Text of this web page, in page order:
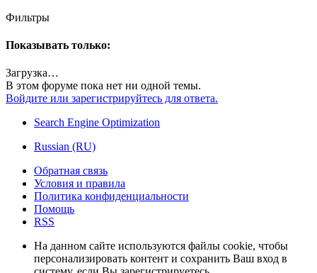
Фильтры
Показывать только:
Загрузка…
В этом форуме пока нет ни одной темы.
Войдите или зарегистрируйтесь для ответа.
Search Engine Optimization
Russian (RU)
Обратная связь
Условия и правила
Политика конфиденциальности
Помощь
RSS
На данном сайте используются файлы cookie, чтобы
персонализировать контент и сохранить Ваш вход в